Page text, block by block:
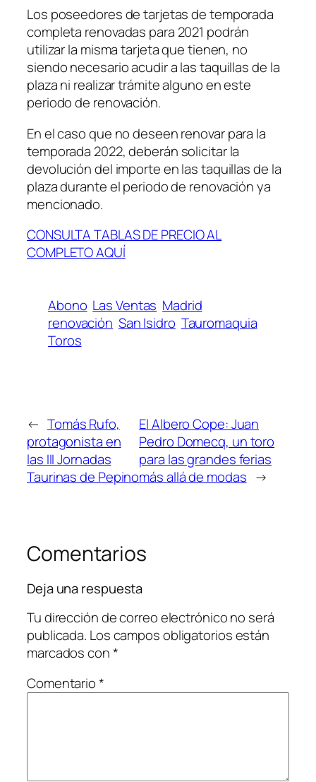
Los poseedores de tarjetas de temporada
completa renovadas para 2021 podrán
utilizar la misma tarjeta que tienen, no
siendo necesario acudir a las taquillas de la
plaza ni realizar trámite alguno en este
periodo de renovación.
En el caso que no deseen renovar para la
temporada 2022, deberán solicitar la
devolución del importe en las taquillas de la
plaza durante el periodo de renovación ya
mencionado.
CONSULTA TABLAS DE PRECIO AL
COMPLETO AQUÍ
Abono Las Ventas Madrid
renovación San Isidro Tauromaquia
Toros
← Tomás Rufo,
protagonista en
las III Jornadas
Taurinas de Pepino
El Albero Cope: Juan
Pedro Domecq, un toro
para las grandes ferias
más allá de modas →
Comentarios
Deja una respuesta
Tu dirección de correo electrónico no será
publicada. Los campos obligatorios están
marcados con*
Comentario*